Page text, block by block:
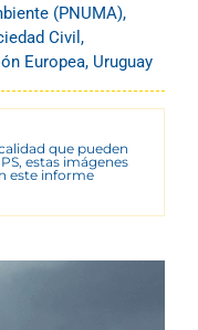
(PNUMA),
Civil ,
Europea, Uruguay
que pueden
estas imágenes
este informe